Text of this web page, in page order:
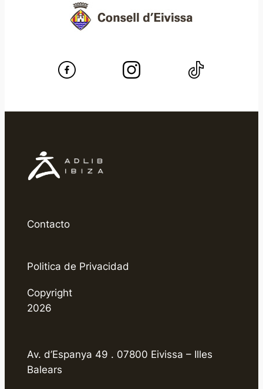
Contacto
Politica de Privacidad
Copyright
2026
Av. d’Espanya 49 . 07800 Eivissa – Illes
Balears